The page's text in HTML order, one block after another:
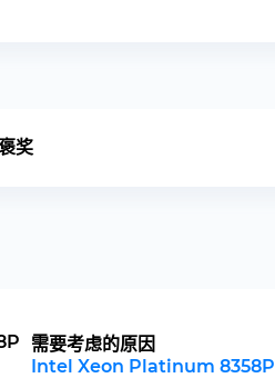
奖
需要考虑的原因
Intel Xeon Platinum 8358P